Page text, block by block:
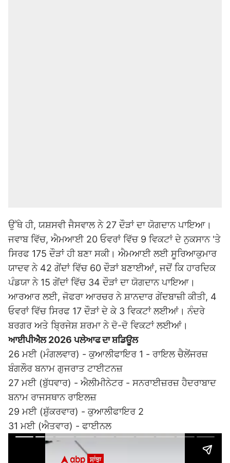
ਉੱਥੇ ਹੀ, ਯਸ਼ਸਵੀ ਜੈਸਵਾਲ ਨੇ 27 ਦੌੜਾਂ ਦਾ ਯੋਗਦਾਨ ਪਾਇਆ।
ਜਵਾਬ ਵਿੱਚ, ਐਮਆਈ 20 ਓਵਰਾਂ ਵਿੱਚ 9 ਵਿਕਟਾਂ ਦੇ ਨੁਕਸਾਨ 'ਤੇ
ਸਿਰਫ 175 ਦੌੜਾਂ ਹੀ ਬਣਾ ਸਕੀ। ਐਮਆਈ ਲਈ ਸੂਰਿਆਕੁਮਾਰ
ਯਾਦਵ ਨੇ 42 ਗੇਂਦਾਂ ਵਿੱਚ 60 ਦੌੜਾਂ ਬਣਾਈਆਂ, ਜਦੋਂ ਕਿਹਾਰਦਿਕ
ਪੰਡਯਾਨੇ 15 ਗੇਂਦਾਂ ਵਿੱਚ 34 ਦੌੜਾਂ ਦਾ ਯੋਗਦਾਨ ਪਾਇਆ।
ਆਰਆਰ ਲਈ, ਜੋਫਰਾ ਆਰਚਰ ਨੇ ਸ਼ਾਨਦਾਰ ਗੇਂਦਬਾਜ਼ੀ ਕੀਤੀ, 4
ਓਵਰਾਂ ਵਿੱਚ ਸਿਰਫ 17 ਦੌੜਾਂ ਦੇ ਕੇ 3 ਵਿਕਟਾਂ ਲਈਆਂ। ਨੰਦਰੇ
ਬਰਗਰ ਅਤੇ ਬ੍ਰਿਜੇਸ਼ ਸ਼ਰਮਾ ਨੇ ਦੋ-ਦੋ ਵਿਕਟਾਂ ਲਈਆਂ।
ਆਈਪੀਐਲ 2026 ਪਲੇਆਫ ਦਾ ਸ਼ਡਿਊਲ
26 ਮਈ (ਮੰਗਲਵਾਰ) - ਕੁਆਲੀਫਾਇਰ 1 - ਰਾਇਲ ਚੈਲੇਂਜਰਜ਼
ਬੰਗਲੌਰ ਬਨਾਮ ਗੁਜਰਾਤ ਟਾਈਟਨਜ਼
27 ਮਈ (ਬੁੱਧਵਾਰ) - ਐਲੀਮੀਨੇਟਰ - ਸਨਰਾਈਜ਼ਰਜ਼ ਹੈਦਰਾਬਾਦ
ਬਨਾਮ ਰਾਜਸਥਾਨ ਰਾਇਲਜ਼
29 ਮਈ (ਸ਼ੁੱਕਰਵਾਰ) - ਕੁਆਲੀਫਾਇਰ 2
31 ਮਈ (ਐਤਵਾਰ) - ਫਾਈਨਲ